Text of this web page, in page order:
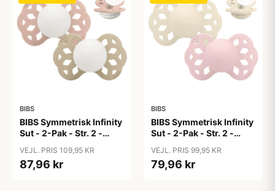
BIBS
BIBS Symmetrisk Infinity
Sut - 2-Pak - Str. 2 -
Blush/Vanilla
VEJL. PRIS 109,95 KR
87,96 kr
BIBS
BIBS Symmetrisk Infinity
Sut - 2-Pak - Str. 2 -
VEJL. PRIS 99,95 KR
79,96 kr